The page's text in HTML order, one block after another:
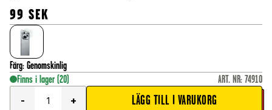
99 SEK
Färg: Genomskinlig
Finns i lager (20) ART. NR: 74910
-
+ LÄGG TILL I VARUKORG